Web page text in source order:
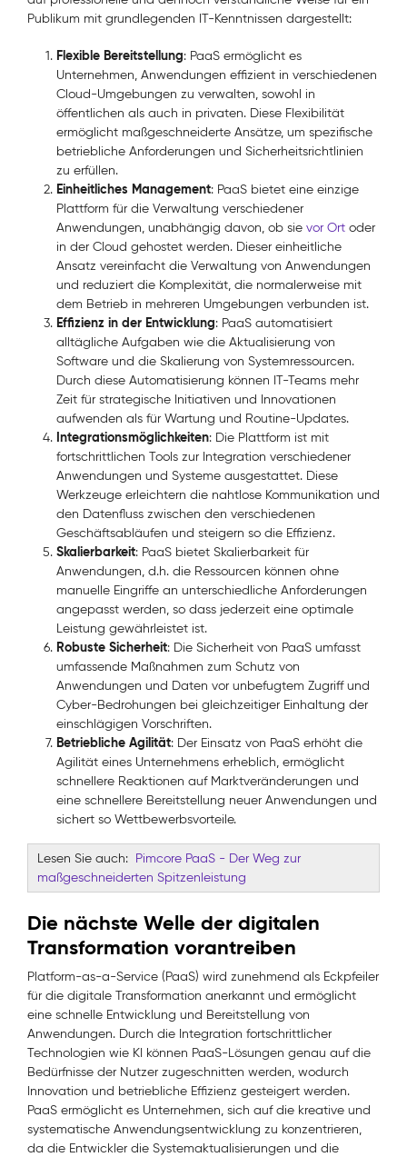
Publikum mit grundlegenden IT-Kenntnissen dargestellt:
Flexible Bereitstellung: PaaS ermöglicht es
Unternehmen, Anwendungen effizient in verschiedenen
Cloud-Umgebungen zu verwalten, sowohl in
öffentlichen als auch in privaten. Diese Flexibilität
ermöglicht maßgeschneiderte Ansätze, um spezifische
betriebliche Anforderungen und Sicherheitsrichtlinien
zu erfüllen.
Einheitliches Management: PaaS bietet eine einzige
Plattform für die Verwaltung verschiedener
Anwendungen, unabhängig davon, ob sie vor Ort oder
in der Cloud gehostet werden. Dieser einheitliche
Ansatz vereinfacht die Verwaltung von Anwendungen
und reduziert die Komplexität, die normalerweise mit
dem Betrieb in mehreren Umgebungen verbunden ist.
Effizienz in der Entwicklung: PaaS automatisiert
alltägliche Aufgaben wie die Aktualisierung von
Software und die Skalierung von Systemressourcen.
Durch diese Automatisierung können IT-Teams mehr
Zeit für strategische Initiativen und Innovationen
aufwenden als für Wartung und Routine-Updates.
Integrationsmöglichkeiten: Die Plattform ist mit
fortschrittlichen Tools zur Integration verschiedener
Anwendungen und Systeme ausgestattet. Diese
Werkzeuge erleichtern die nahtlose Kommunikation und
den Datenfluss zwischen den verschiedenen
Geschäftsabläufen und steigern so die Effizienz.
Skalierbarkeit: PaaS bietet Skalierbarkeit für
Anwendungen, d.h. die Ressourcen können ohne
manuelle Eingriffe an unterschiedliche Anforderungen
angepasst werden, so dass jederzeit eine optimale
Leistung gewährleistet ist.
Robuste Sicherheit: Die Sicherheit von PaaS umfasst
umfassende Maßnahmen zum Schutz von
Anwendungen und Daten vor unbefugtem Zugriff und
Cyber-Bedrohungen bei gleichzeitiger Einhaltung der
einschlägigen Vorschriften.
Betriebliche Agilität: Der Einsatz von PaaS erhöht die
Agilität eines Unternehmens erheblich, ermöglicht
schnellere Reaktionen auf Marktveränderungen und
eine schnellere Bereitstellung neuer Anwendungen und
sichert so Wettbewerbsvorteile.
Lesen Sie auch: Pimcore PaaS - Der Weg zur
maßgeschneiderten Spitzenleistung
Die nächste Welle der digitalen
Transformation vorantreiben
Platform-as-a-Service (PaaS) wird zunehmend als Eckpfeiler
für die digitale Transformation anerkannt und ermöglicht
eine schnelle Entwicklung und Bereitstellung von
Anwendungen. Durch die Integration fortschrittlicher
Technologien wie KI können PaaS-Lösungen genau auf die
Bedürfnisse der Nutzer zugeschnitten werden, wodurch
Innovation und betriebliche Effizienz gesteigert werden.
PaaS ermöglicht es Unternehmen, sich auf die kreative und
systematische Anwendungsentwicklung zu konzentrieren,
da die Entwickler die Systemaktualisierungen und die